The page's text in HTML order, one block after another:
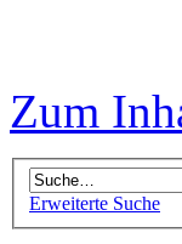
Zum
Erweiterte Suche